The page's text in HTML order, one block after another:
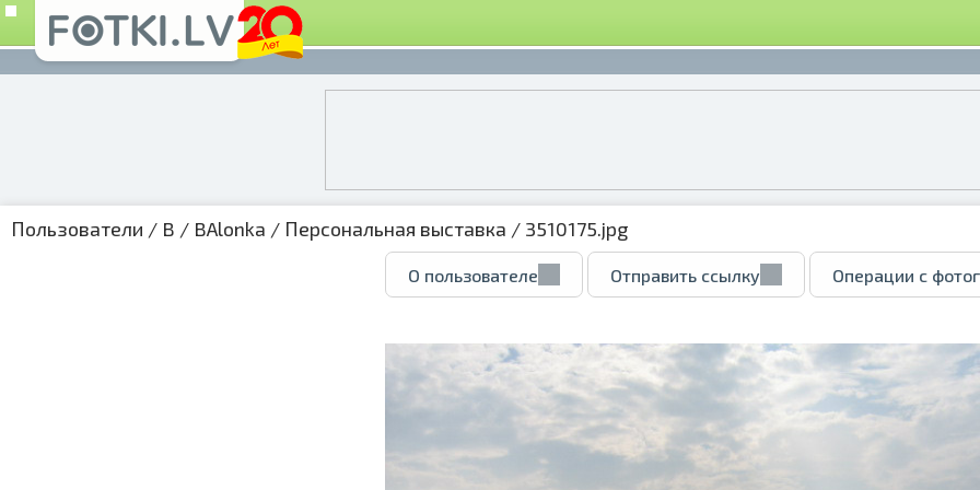
Пользователи / B / BAlonka / Персональная выставка / 3510175.jpg
О пользователе Отправить ссылку Операции с